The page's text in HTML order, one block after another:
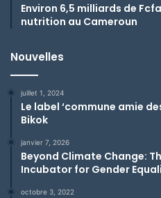
Environ 6,5 milliards de
nutrition au Cameroun
Nouvelles
juillet 1, 2024
Le label ‘commune amie
Bikok
janvier 7, 2026
Beyond Climate Change:
Incubator for Gender
octobre 3, 2022